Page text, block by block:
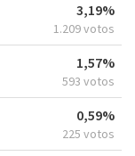
3,19%
1.209 votos
1,57%
593 votos
0,59%
225 votos